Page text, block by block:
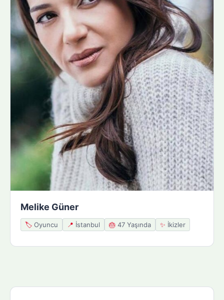
Melike Güner
🏷️ Oyuncu 📍 İstanbul 🎂 47 Yaşında ✨ İkizler